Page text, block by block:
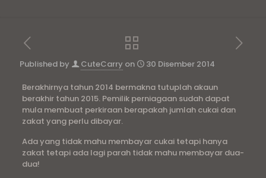
Published by CuteCarry on 30 Disember 2014
Berakhirnya tahun 2014 bermakna tutuplah akaun
berakhir tahun 2015. Pemilik perniagaan sudah dapat
mula membuat perkiraan berapakah jumlah cukai dan
zakat yang perlu dibayar.
Ada yang tidak mahu membayar cukai tetapi hanya
zakat tetapi ada lagi parah tidak mahu membayar dua-
dua!